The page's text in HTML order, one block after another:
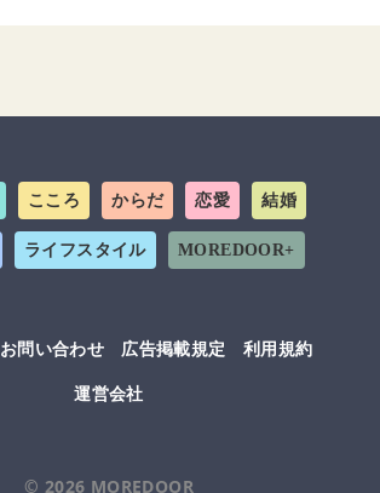
こころ からだ 恋愛 結婚
ライフスタイル MOREDOOR+
お問い合わせ 広告掲載規定
利用規約
運営会社
© 2026 MOREDOOR